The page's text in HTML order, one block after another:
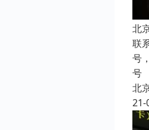
北
联
号
号
北
21-